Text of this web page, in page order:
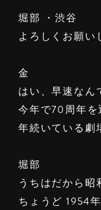
堀部 ・渋谷
よろしくお願い
金
はい、早速なん
今年で70周年
年続いている劇
堀部
うちはだから昭
ちょうど 1954